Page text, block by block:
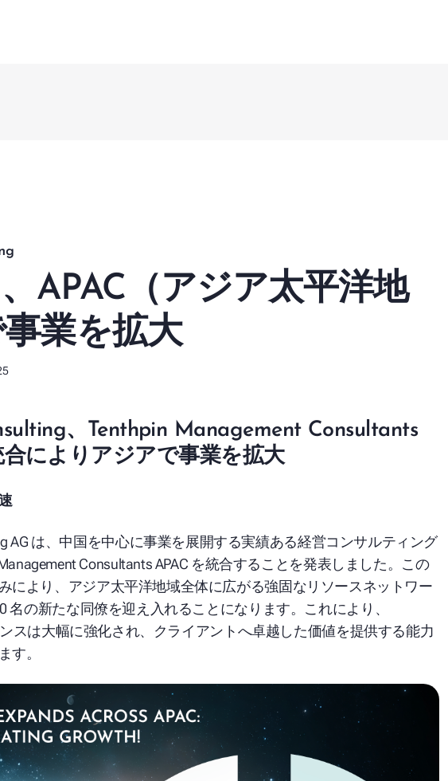
Enterprises
APAC（アジア太平洋地
業を拡大
、Tenthpin Management Consultants
合によりアジアで事業を拡大
AG は、中国を中心に事業を展開する実績ある経営コンサルティング
Consultants APAC を統合することを発表しました。この
により、アジア太平洋地域全体に広がる強固なリソースネットワー
名の新たな同僚を迎え入れることになります。これにより、
スは大幅に強化され、クライアントへ卓越した価値を提供する能力
す。